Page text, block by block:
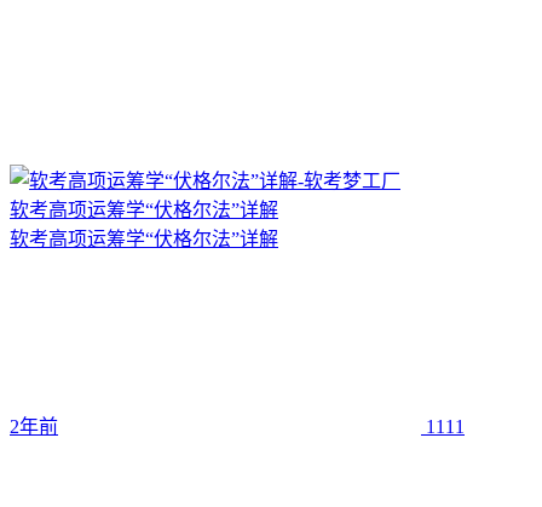
软考高项运筹学“伏格尔法”详解
软考高项运筹学“伏格尔法”详解
2年前 1111